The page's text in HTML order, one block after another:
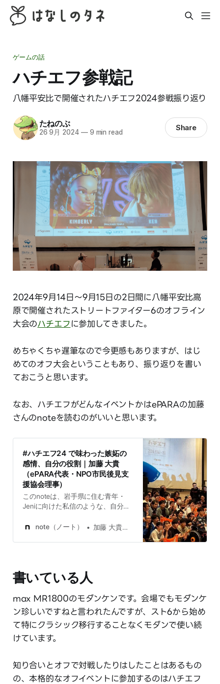
ゲームの話
ハチエフ参戦記
八幡平安比で開催されたハチエフ2024参戦振り返り
たねのぶ
26 9月 2024 —9 min read Share
2024年9月14日〜9月15日の2日間に八幡平安比高
原で開催されたストリートファイター6のオフライン
大会のハチエフ に参加してきました。
めちゃくちゃ遅筆なので今更感もありますが、はじ
めてのオフ大会ということもあり、振り返りを書い
ておこうと思います。
なお、ハチエフがどんなイベントかはePARAの加藤
さんのnoteを読むのがいいと思います。
#ハチエフ24 で味わった嫉妬の
感情、自分の役割｜加藤 大貴
（ePARA代表・NPO市民後見支
援協会理事）
このnoteは、岩手県に住む青年・
Jeniに向けた私信のような、自分に
集の呼びかけのメッセージです Jeni
の会話を思い出しました ハチエフ |
東北最大級の格闘ゲームイベント
8f.gg 当時（そして今もですが）、
超零細ベンチャー企業の経営者とし
て、どうすれば会社を存続させるこ
とができるか、社員の給料を払える
か汲々とする日々。 そんなある日、
岩手県の社員Jeniと1on1面
note（ノート） 加藤 大貴（ePARA代表・NPO市民後見支援協会理事）
書いている人
max MR1800のモダンケンです。会場でもモダンケ
ン珍しいですねと言われたんですが、スト6から始め
て特にクラシック移行することなくモダンで使い続
けています。
知り合いとオフで対戦したりはしたことはあるもの
の、本格的なオフイベントに参加するのはハチエフ